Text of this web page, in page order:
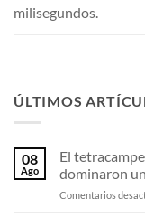
milisegundos.
ÚLTIMOS
08
Ago
El
dominaron
Comentarios